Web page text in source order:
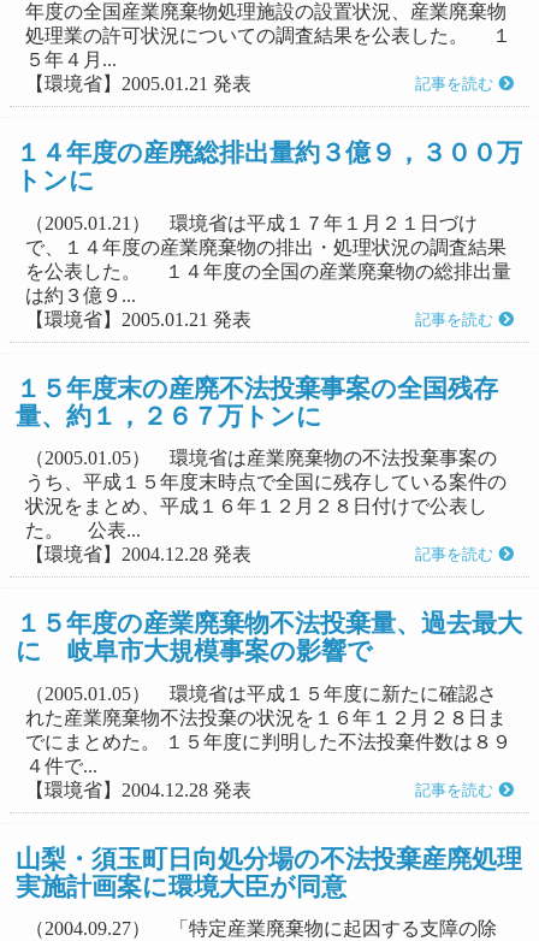
年度の全国産業廃棄物処理施設の設置状況、産業廃棄物
処理業の許可状況についての調査結果を公表した。 １
５年４月...
【環境省】2005.01.21 発表
記事を読む
１４年度の産廃総排出量約３億９，３００万
トンに
（2005.01.21） 環境省は平成１７年１月２１日づけ
で、１４年度の産業廃棄物の排出・処理状況の調査結果
を公表した。 １４年度の全国の産業廃棄物の総排出量
は約３億９...
【環境省】2005.01.21 発表
記事を読む
１５年度末の産廃不法投棄事案の全国残存
量、約１，２６７万トンに
（2005.01.05） 環境省は産業廃棄物の不法投棄事案の
うち、平成１５年度末時点で全国に残存している案件の
状況をまとめ、平成１６年１２月２８日付けで公表し
た。 公表...
【環境省】2004.12.28 発表
記事を読む
１５年度の産業廃棄物不法投棄量、過去最大
に 岐阜市大規模事案の影響で
（2005.01.05） 環境省は平成１５年度に新たに確認さ
れた産業廃棄物不法投棄の状況を１６年１２月２８日ま
でにまとめた。 １５年度に判明した不法投棄件数は８９
４件で...
【環境省】2004.12.28 発表
記事を読む
山梨・須玉町日向処分場の不法投棄産廃処理
実施計画案に環境大臣が同意
（2004.09.27） 「特定産業廃棄物に起因する支障の除